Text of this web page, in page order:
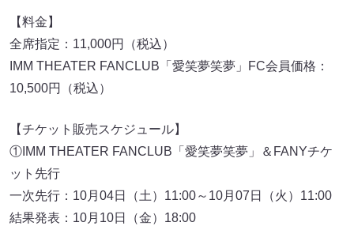
【料金】
全席指定：11,000円（税込）
IMM THEATER FANCLUB「愛笑夢笑夢」FC会員価格：
10,500円（税込）
【チケット販売スケジュール】
①IMM THEATER FANCLUB「愛笑夢笑夢」＆FANYチケ
ット先行
一次先行：10月04日（土）11:00～10月07日（火）11:00
結果発表：10月10日（金）18:00